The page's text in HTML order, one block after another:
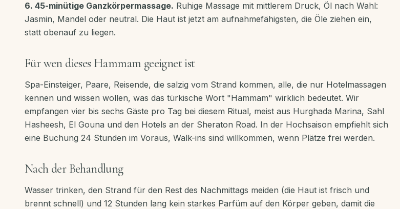
6. 45-minütige Ganzkörpermassage. Ruhige Massage mit mittlerem Druck, Öl nach Wahl:
Jasmin, Mandel oder neutral. Die Haut ist jetzt am aufnahmefähigsten, die Öle ziehen ein,
statt obenauf zu liegen.
Für wen dieses Hammam geeignet ist
Spa-Einsteiger, Paare, Reisende, die salzig vom Strand kommen, alle, die nur Hotelmassagen
kennen und wissen wollen, was das türkische Wort "Hammam" wirklich bedeutet. Wir
empfangen vier bis sechs Gäste pro Tag bei diesem Ritual, meist aus Hurghada Marina, Sahl
Hasheesh, El Gouna und den Hotels an der Sheraton Road. In der Hochsaison empfiehlt sich
eine Buchung 24 Stunden im Voraus, Walk-ins sind willkommen, wenn Plätze frei werden.
Nach der Behandlung
Wasser trinken, den Strand für den Rest des Nachmittags meiden (die Haut ist frisch und
brennt schnell) und 12 Stunden lang kein starkes Parfüm auf den Körper geben, damit die